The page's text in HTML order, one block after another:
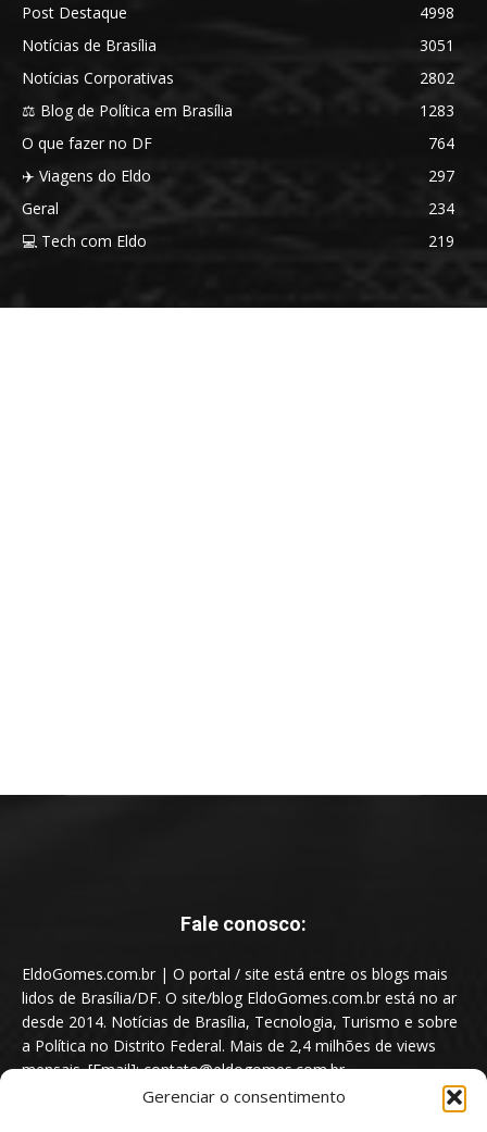
Gerenciar o consentimento
Post Destaque
4998
Notícias de Brasília
3051
Notícias Corporativas
2802
⚖️ Blog de Política em Brasília
1283
O que fazer no DF
764
✈️ Viagens do Eldo
297
Geral
234
💻 Tech com Eldo
219
Fale conosco:
EldoGomes.com.br | O portal / site está entre os blogs mais
lidos de Brasília/DF. O site/blog EldoGomes.com.br está no ar
desde 2014. Notícias de Brasília, Tecnologia, Turismo e sobre
a Política no Distrito Federal. Mais de 2,4 milhões de views
mensais. [Email]: contato@eldogomes.com.br